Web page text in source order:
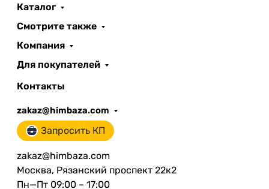
Каталог
Смотрите также
Компания
Для покупателей
Контакты
zakaz@himbaza.com
Запросить КП
zakaz@himbaza.com
Москва, Рязанский проспект 22к2
Пн—Пт 09:00 – 17:00